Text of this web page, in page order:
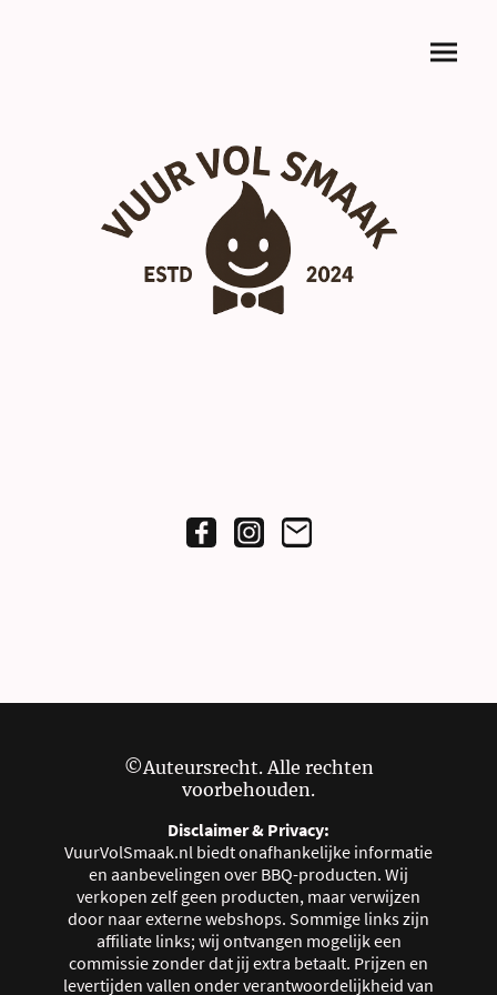
©Auteursrecht. Alle rechten
voorbehouden.
Disclaimer & Privacy:
VuurVolSmaak.nl biedt onafhankelijke informatie
en aanbevelingen over BBQ-producten. Wij
verkopen zelf geen producten, maar verwijzen
door naar externe webshops. Sommige links zijn
affiliate links; wij ontvangen mogelijk een
commissie zonder dat jij extra betaalt. Prijzen en
levertijden vallen onder verantwoordelijkheid van